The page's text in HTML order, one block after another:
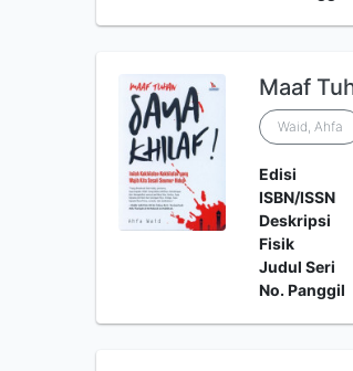
Maaf
Waid, Ahfa
Edisi
ISBN/ISSN
Deskripsi
Fisik
Judul Seri
No. Panggil